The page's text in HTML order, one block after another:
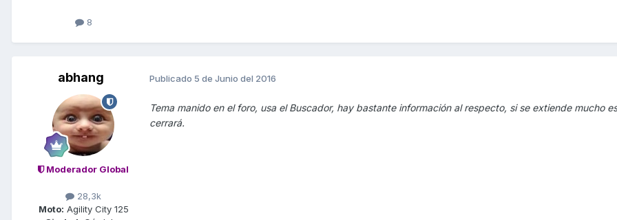
8
abhang
Moderador Global
28,3k
Moto: Agility City 125
Publicado 5 de Junio del 2016
Tema manido en el foro, usa el Buscador, hay bastante información al respecto, si se extiende mucho
cerrará.